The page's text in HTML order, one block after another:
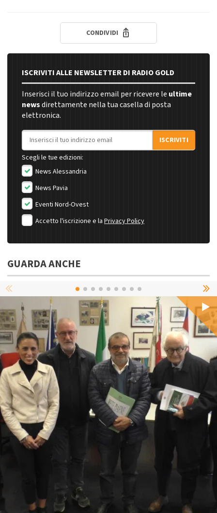
CONDIVIDI
ISCRIVITI ALLE NEWSLETTER DI RADIO GOLD
Inserisci il tuo indirizzo email per ricevere le ultime
newsdirettamente nella tua casella di posta
elettronica.
Indirizzo email
ISCRIVITI
Scegli le tue edizioni:
News Alessandria
News Pavia
Eventi Nord-Ovest
Accetto l'iscrizione e la Privacy Policy
GUARDA ANCHE